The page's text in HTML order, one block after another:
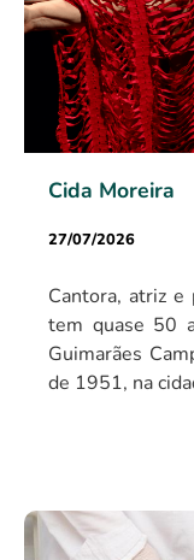
Cida Moreira
27/07/2026
Cantora, atriz e
tem quase 50
Guimarães
de 1951, na